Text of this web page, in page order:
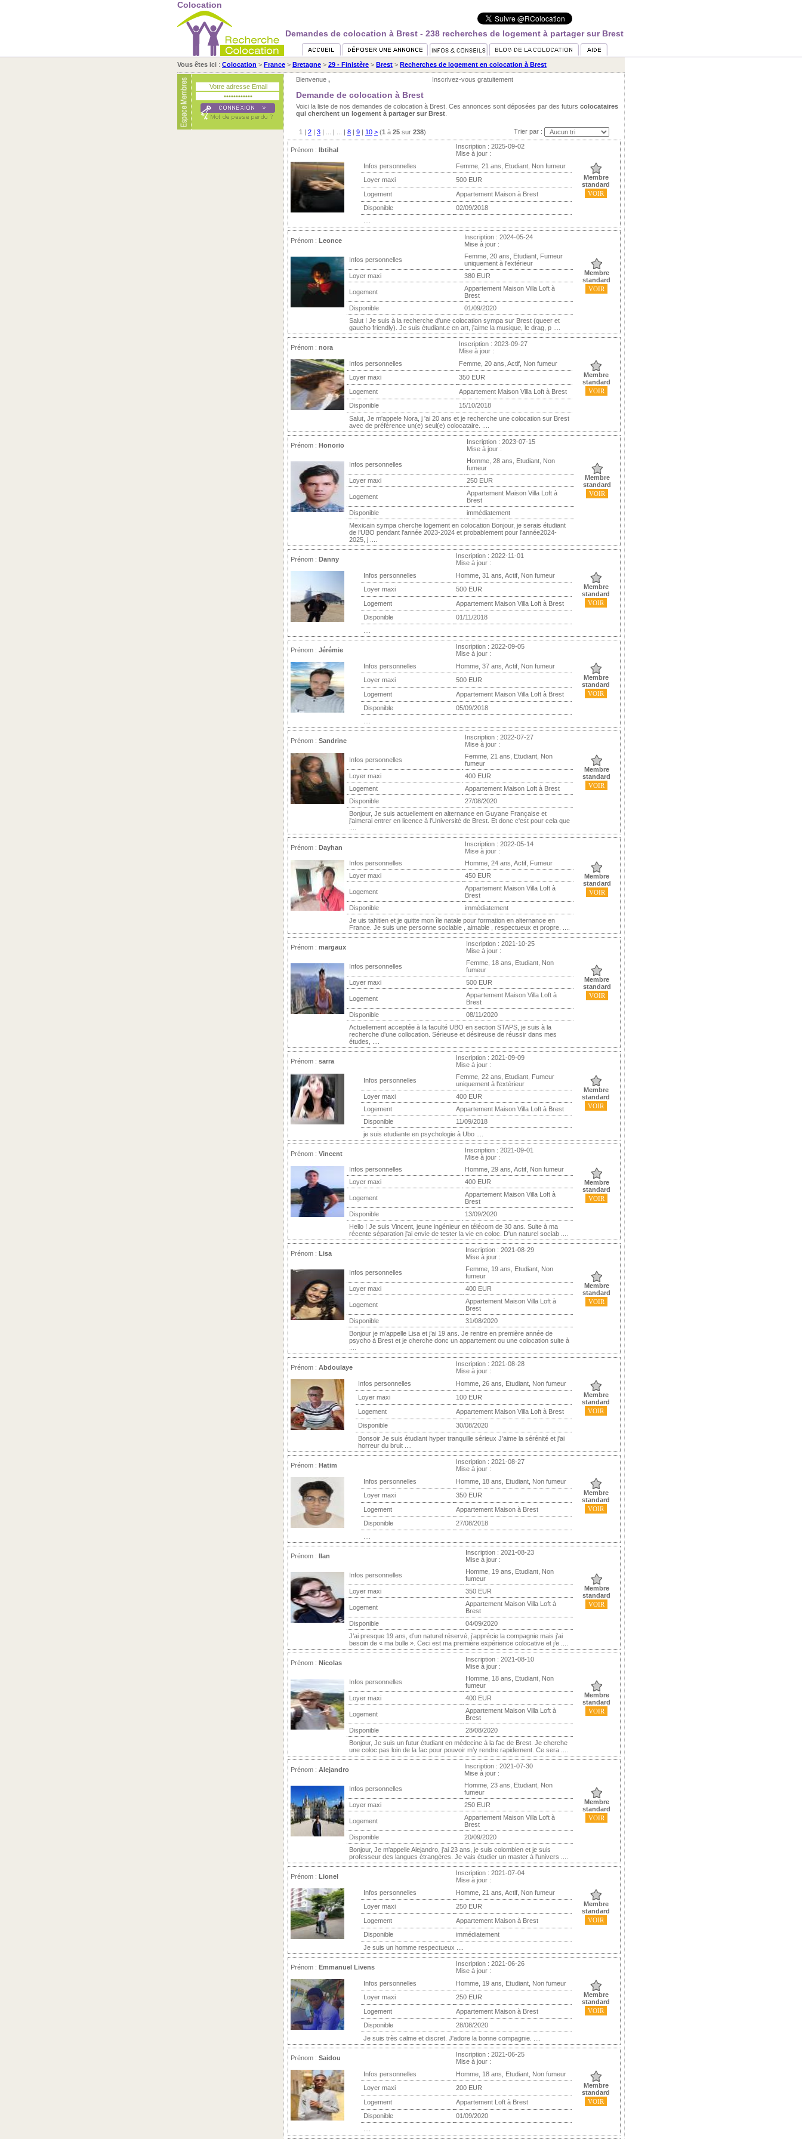
Colocation
Demandes de colocation à Brest - 238 recherches de logement à partager sur Brest
Vous êtes ici : Colocation > France > Bretagne > 29 - Finistère > Brest > Recherches de logement en colocation à Brest
Bienvenue , Inscrivez-vous gratuitement
Demande de colocation à Brest
Voici la liste de nos demandes de colocation à Brest. Ces annonces sont déposées par des futurs colocataires
qui cherchent un logement à partager sur Brest
1 | 2 | 3 | ... | ... | 8 | 9 | 10 > (1 à 25 sur 238) Trier par :
Prénom : Ibtihal
Inscription : 2025-09-02
Mise à jour :
Infos personnelles
Femme, 21 ans, Etudiant, Non fumeur
Membre
standard
VOIR
Loyer maxi
500 EUR
Logement
Appartement Maison à Brest
Disponible
02/09/2018
Prénom : Leonce
Inscription : 2024-05-24
Mise à jour :
Infos personnelles
Femme, 20 ans, Etudiant, Fumeur
uniquement à l'extérieur
Membre
standard
VOIR
Loyer maxi 380 EUR
Logement
Appartement Maison Villa Loft à
Brest
Disponible
01/09/2020
Salut ! Je suis à la recherche d'une colocation sympa sur Brest (queer et
gaucho friendly). Je suis étudiant.e en art, j'aime la musique, le drag, p ....
Prénom : nora
Inscription : 2023-09-27
Mise à jour :
Infos personnelles
Femme, 20 ans, Actif, Non fumeur
Membre
standard
VOIR
Loyer maxi
350 EUR
Logement
Appartement Maison Villa Loft à Brest
Disponible
15/10/2018
Salut, Je m'appele Nora, j 'ai 20 ans et je recherche une colocation sur Brest
avec de préférence un(e) seul(e) colocataire. ....
Prénom : Honorio
Inscription : 2023-07-15
Mise à jour :
Infos personnelles
Homme, 28 ans, Etudiant, Non
fumeur
Membre
standard
VOIR
Loyer maxi 250 EUR
Logement
Appartement Maison Villa Loft à
Brest
Disponible
immédiatement
Mexicain sympa cherche logement en colocation Bonjour, je serais étudiant
de l’UBO pendant l’année 2023-2024 et probablement pour l’année2024-
2025, j ....
Prénom : Danny
Inscription : 2022-11-01
Mise à jour :
Infos personnelles
Homme, 31 ans, Actif, Non fumeur
Membre
standard
VOIR
Loyer maxi
500 EUR
Logement
Appartement Maison Villa Loft à Brest
Disponible
01/11/2018
Prénom : Jérémie
Inscription : 2022-09-05
Mise à jour :
Infos personnelles
Homme, 37 ans, Actif, Non fumeur
Membre
standard
VOIR
Loyer maxi
500 EUR
Logement
Appartement Maison Villa Loft à Brest
Disponible
05/09/2018
Prénom : Sandrine
Inscription : 2022-07-27
Mise à jour :
Infos personnelles
Femme, 21 ans, Etudiant, Non
fumeur
Membre
standard
VOIR
Loyer maxi
400 EUR
Logement
Appartement Maison Loft à Brest
Disponible
27/08/2020
Bonjour, Je suis actuellement en alternance en Guyane Française et
j'aimerai entrer en licence à l'Université de Brest. Et donc c'est pour cela que
Prénom : Dayhan
Inscription : 2022-05-14
Mise à jour :
Infos personnelles
Homme, 24 ans, Actif, Fumeur
Membre
standard
VOIR
Loyer maxi 450 EUR
Logement
Appartement Maison Villa Loft à
Brest
Disponible
immédiatement
Je uis tahitien et je quitte mon île natale pour formation en alternance en
France. Je suis une personne sociable , aimable , respectueux et propre. ....
Prénom : margaux
Inscription : 2021-10-25
Mise à jour :
Infos personnelles
Femme, 18 ans, Etudiant, Non
fumeur
Membre
standard
VOIR
Loyer maxi 500 EUR
Logement
Appartement Maison Villa Loft à
Brest
Disponible
08/11/2020
Actuellement acceptée à la faculté UBO en section STAPS, je suis à la
recherche d'une collocation. Sérieuse et désireuse de réussir dans mes
études, ....
Prénom : sarra
Inscription : 2021-09-09
Mise à jour :
Infos personnelles
Femme, 22 ans, Etudiant, Fumeur
uniquement à l'extérieur
Membre
standard
VOIR
Loyer maxi
400 EUR
Logement
Appartement Maison Villa Loft à Brest
Disponible
11/09/2018
je suis etudiante en psychologie à Ubo ....
Prénom : Vincent
Inscription : 2021-09-01
Mise à jour :
Infos personnelles
Homme, 29 ans, Actif, Non fumeur
Membre
standard
VOIR
Loyer maxi 400 EUR
Logement
Appartement Maison Villa Loft à
Brest
Disponible
13/09/2020
Hello ! Je suis Vincent, jeune ingénieur en télécom de 30 ans. Suite à ma
récente séparation j'ai envie de tester la vie en coloc. D'un naturel sociab ....
Prénom : Lisa
Inscription : 2021-08-29
Mise à jour :
Infos personnelles
Femme, 19 ans, Etudiant, Non
fumeur
Membre
standard
VOIR
Loyer maxi 400 EUR
Logement
Appartement Maison Villa Loft à
Brest
Disponible
31/08/2020
Bonjour je m’appelle Lisa et j’ai 19 ans. Je rentre en première année de
psycho à Brest et je cherche donc un appartement ou une colocation suite à
Prénom : Abdoulaye
Inscription : 2021-08-28
Mise à jour :
Infos personnelles
Homme, 26 ans, Etudiant, Non fumeur
Membre
standard
VOIR
Loyer maxi
100 EUR
Logement
Appartement Maison Villa Loft à Brest
Disponible
30/08/2020
Bonsoir Je suis étudiant hyper tranquille sérieux J'aime la sérénité et j'ai
horreur du bruit ....
Prénom : Hatim
Inscription : 2021-08-27
Mise à jour :
Infos personnelles
Homme, 18 ans, Etudiant, Non fumeur
Membre
standard
VOIR
Loyer maxi
350 EUR
Logement
Appartement Maison à Brest
Disponible
27/08/2018
Prénom : Ilan
Inscription : 2021-08-23
Mise à jour :
Infos personnelles
Homme, 19 ans, Etudiant, Non
fumeur
Membre
standard
VOIR
Loyer maxi 350 EUR
Logement
Appartement Maison Villa Loft à
Brest
Disponible
04/09/2020
J’ai presque 19 ans, d’un naturel réservé, j’apprécie la compagnie mais j’ai
besoin de « ma bulle ». Ceci est ma première expérience colocative et j’e ....
Prénom : Nicolas
Inscription : 2021-08-10
Mise à jour :
Infos personnelles
Homme, 18 ans, Etudiant, Non
fumeur
Membre
standard
VOIR
Loyer maxi 400 EUR
Logement
Appartement Maison Villa Loft à
Brest
Disponible
28/08/2020
Bonjour, Je suis un futur étudiant en médecine à la fac de Brest. Je cherche
une coloc pas loin de la fac pour pouvoir m’y rendre rapidement. Ce sera ....
Prénom : Alejandro
Inscription : 2021-07-30
Mise à jour :
Infos personnelles
Homme, 23 ans, Etudiant, Non
fumeur
Membre
standard
VOIR
Loyer maxi 250 EUR
Logement
Appartement Maison Villa Loft à
Brest
Disponible
20/09/2020
Bonjour, Je m'appelle Alejandro, j'ai 23 ans, je suis colombien et je suis
professeur des langues étrangères. Je vais étudier un master à l'univers ....
Prénom : Lionel
Inscription : 2021-07-04
Mise à jour :
Infos personnelles
Homme, 21 ans, Actif, Non fumeur
Membre
standard
VOIR
Loyer maxi
250 EUR
Logement
Appartement Maison à Brest
Disponible
immédiatement
Je suis un homme respectueux ....
Prénom : Emmanuel Livens
Inscription : 2021-06-26
Mise à jour :
Infos personnelles
Homme, 19 ans, Etudiant, Non fumeur
Membre
standard
VOIR
Loyer maxi
250 EUR
Logement
Appartement Maison à Brest
Disponible
28/08/2020
Je suis très calme et discret. J'adore la bonne compagnie. ....
Prénom : Saidou
Inscription : 2021-06-25
Mise à jour :
Infos personnelles
Homme, 18 ans, Etudiant, Non fumeur
Membre
standard
VOIR
Loyer maxi
200 EUR
Logement
Appartement Loft à Brest
Disponible
01/09/2020